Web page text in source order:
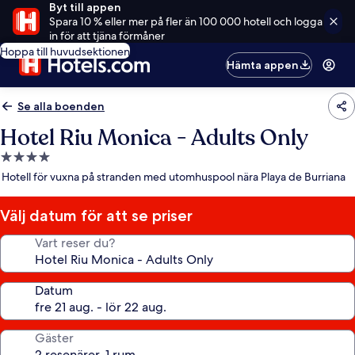
Byt till appen
Spara 10 % eller mer på fler än 100 000 hotell och logga
in för att tjäna förmåner
Hoppa till huvudsektionen
Hämta appen
Se alla boenden
Hotel Riu Monica - Adults Only
4.0-
stjärnigt
Hotell för vuxna på stranden med utomhuspool nära Playa de Burriana
Välj datum för att se priser
Vart reser du?
Datum
Gäster